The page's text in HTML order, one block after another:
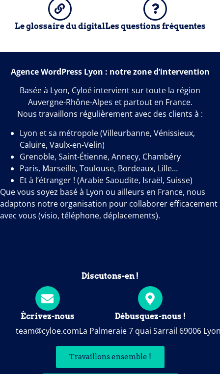
Le glossaire du digitalLes questions fréquentes
Agence WordPress Lyon : notre zone d’intervention
Basée à Lyon, Cyloé intervient sur toute la région
Auvergne-Rhône-Alpes et partout en France.
Nous travaillons régulièrement avec des clients à :
Lyon et sa métropole (Villeurbanne, Vénissieux,
Caluire, Vaulx-en-Velin)
Grenoble, Saint-Étienne, Annecy, Chambéry
Paris, Marseille, Toulouse, Bordeaux, Lille…
Et à l’étranger ! (Arabie Saoudite, Israël, Suisse)
Que vous soyez basé à Lyon ou ailleurs en France, nous
adaptons notre organisation pour collaborer efficacement
avec vous (visio, téléphone, déplacements).
Discutons-en !
Écrivez-nous
team@cyloe.com
Débusquez-nous !
La Palmeraie 7 quai Sarrail 69006
Travaillons ensemble !